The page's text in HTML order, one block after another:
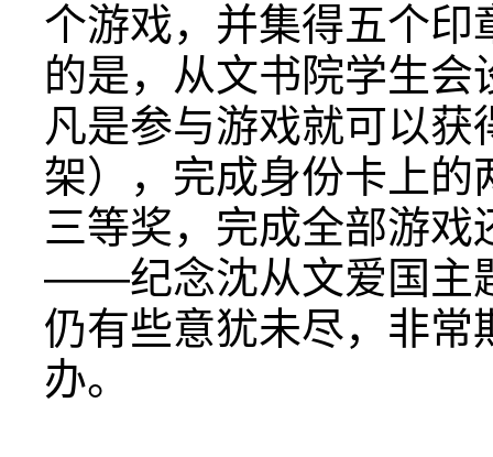
个游戏，并集得五个印
的是，从文书院学生
凡是参与游戏就可以
架），完成身份卡上的
三等奖，完成全部游戏
——纪念沈从文爱国主
仍有些意犹未尽，非常
办。